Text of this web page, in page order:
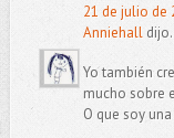
21 de julio de
Anniehall
Yo también
mucho sobre
O que soy